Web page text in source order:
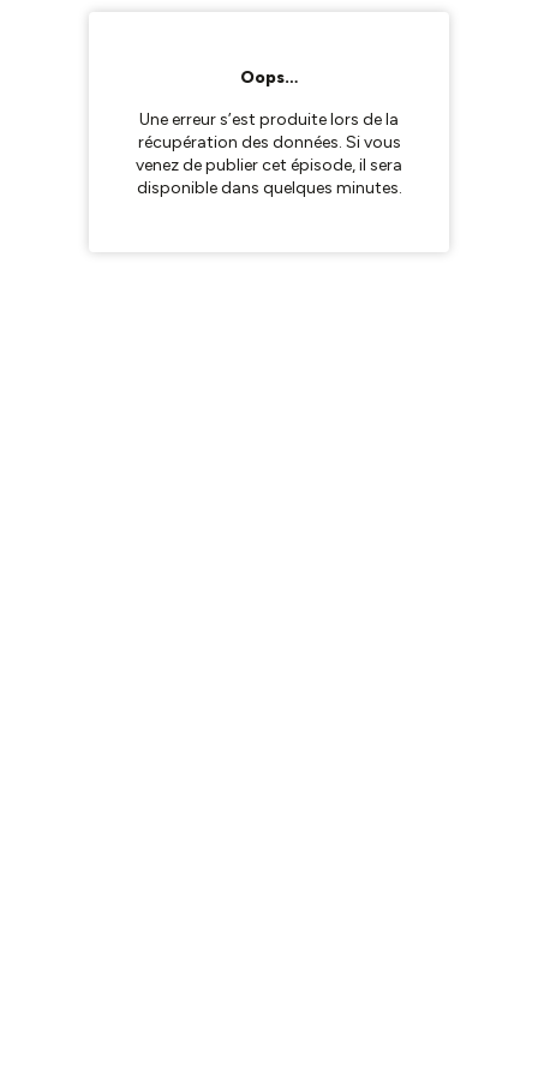
Oops…
Une erreur s’est produite lors de la
récupération des données. Si vous
venez de publier cet épisode, il sera
disponible dans quelques minutes.